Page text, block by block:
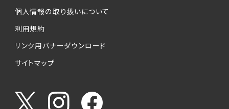
個人情報の取り扱いについて
利用規約
リンク用バナーダウンロード
サイトマップ